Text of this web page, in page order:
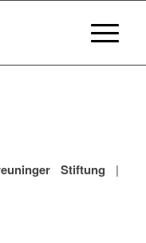
Stiftung |